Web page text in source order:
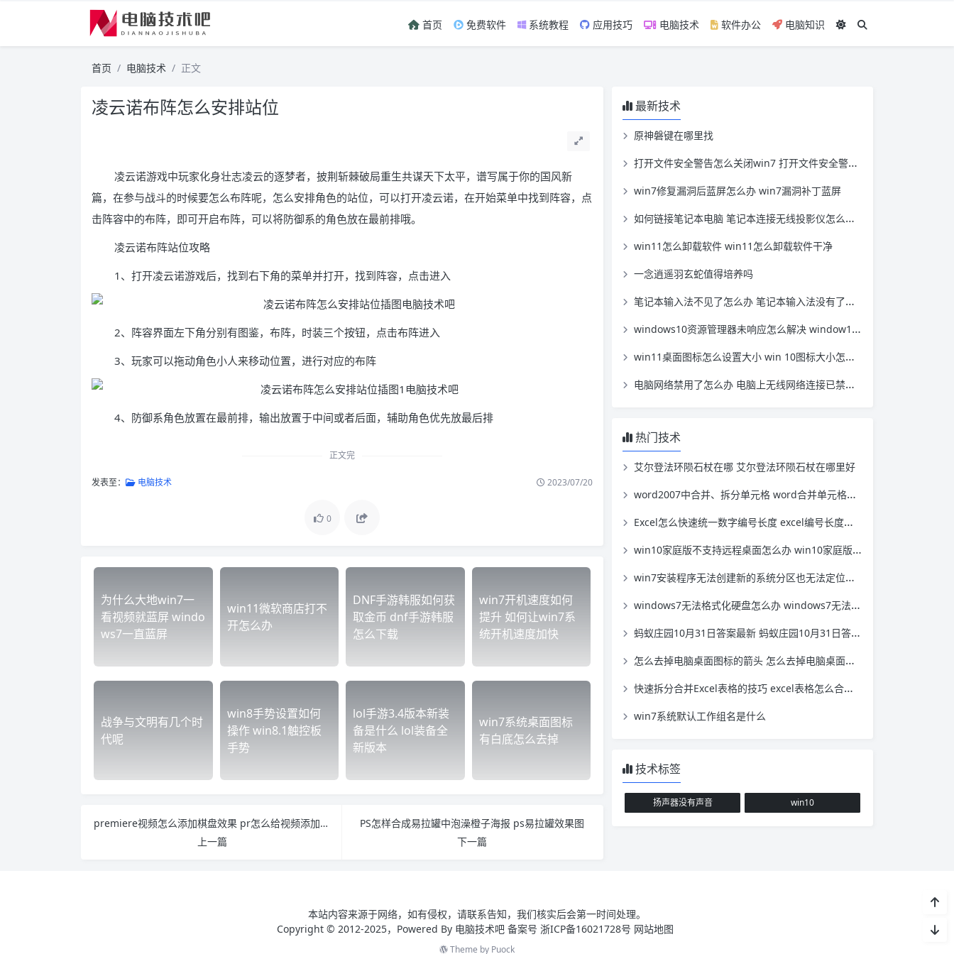
首页 免费软件 系统教程 应用技巧 电脑技术 软件办公 电脑知识
首页 电脑技术 正文
凌云诺布阵怎么安排站位
凌云诺游戏中玩家化身壮志凌云的逐梦者，披荆斩棘破局重生共谋天下太平，谱写属于你的国风新
篇，在参与战斗的时候要怎么布阵呢，怎么安排角色的站位，可以打开凌云诺，在开始菜单中找到阵容，点
击阵容中的布阵，即可开启布阵，可以将防御系的角色放在最前排哦。
凌云诺布阵站位攻略
1、打开凌云诺游戏后，找到右下角的菜单并打开，找到阵容，点击进入
2、阵容界面左下角分别有图鉴，布阵，时装三个按钮，点击布阵进入
3、玩家可以拖动角色小人来移动位置，进行对应的布阵
4、防御系角色放置在最前排，输出放置于中间或者后面，辅助角色优先放最后排
正文完
发表至： 电脑技术 2023/07/20
0
为什么大地win7一
看视频就蓝屏 windo
ws7一直蓝屏
win11微软商店打不
开怎么办
DNF手游韩服如何获
取金币 dnf手游韩服
怎么下载
win7开机速度如何
提升 如何让win7系
统开机速度加快
战争与文明有几个时
代呢
win8手势设置如何
操作 win8.1触控板
手势
lol手游3.4版本新装
备是什么 lol装备全
新版本
win7系统桌面图标
有白底怎么去掉
premiere视频怎么添加棋盘效果 pr怎么给视频添加一个遮罩
上一篇
PS怎样合成易拉罐中泡澡橙子海报 ps易拉罐效果图
下一篇
最新技术
原神磐键在哪里找
打开文件安全警告怎么关闭win7 打开文件安全警告怎么关闭win11
win7修复漏洞后蓝屏怎么办 win7漏洞补丁蓝屏
如何链接笔记本电脑 笔记本连接无线投影仪怎么连接
win11怎么卸载软件 win11怎么卸载软件干净
一念逍遥羽玄蛇值得培养吗
笔记本输入法不见了怎么办 笔记本输入法没有了怎么办
windows10资源管理器未响应怎么解决 window10资源管理器无响应
win11桌面图标怎么设置大小 win 10图标大小怎么设置
电脑网络禁用了怎么办 电脑上无线网络连接已禁用怎么办
热门技术
艾尔登法环陨石杖在哪 艾尔登法环陨石杖在哪里好
word2007中合并、拆分单元格 word合并单元格快捷键
Excel怎么快速统一数字编号长度 excel编号长度怎么设置
win10家庭版不支持远程桌面怎么办 win10家庭版不支持远程桌面解决
win7安装程序无法创建新的系统分区也无法定位怎么解决 win7安装无法定位现有系统分区
windows7无法格式化硬盘怎么办 windows7无法格式化光盘
蚂蚁庄园10月31日答案最新 蚂蚁庄园10月31日答案最新每天坐多久就算久坐了
怎么去掉电脑桌面图标的箭头 怎么去掉电脑桌面图标的箭头win11
快速拆分合并Excel表格的技巧 excel表格怎么合并拆分
win7系统默认工作组名是什么
技术标签
扬声器没有声音 win10
本站内容来源于网络，如有侵权，请联系告知，我们核实后会第一时间处理。
Copyright © 2012-2025，Powered By 电脑技术吧 备案号 浙ICP备16021728号 网站地图
Theme by Puock